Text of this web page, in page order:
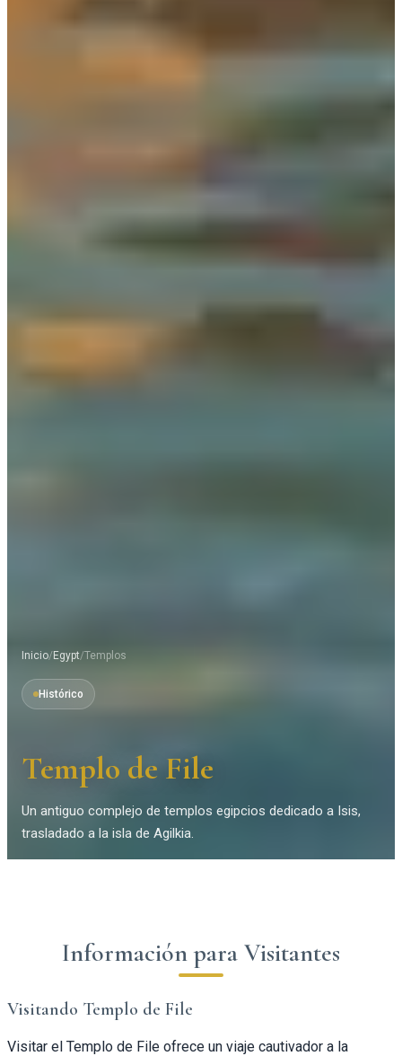
Inicio/Egypt/Templos
Histórico
Templo de File
Un antiguo complejo de templos egipcios dedicado a Isis,
trasladado a la isla de Agilkia.
Información para Visitantes
Visitando Templo de File
Visitar el Templo de File ofrece un viaje cautivador a la